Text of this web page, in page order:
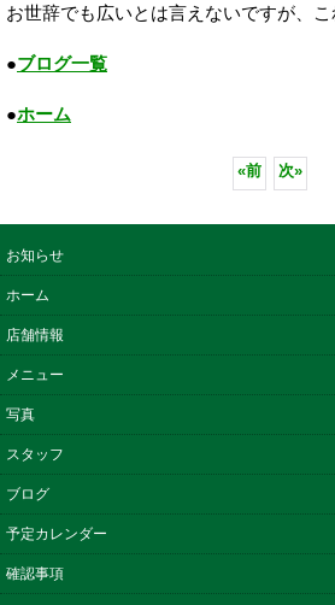
お世辞でも広いとは言えないですが、こ
●ブログ一覧
●ホーム
«前 次»
お知らせ
ホーム
店舗情報
メニュー
写真
スタッフ
ブログ
予定カレンダー
確認事項